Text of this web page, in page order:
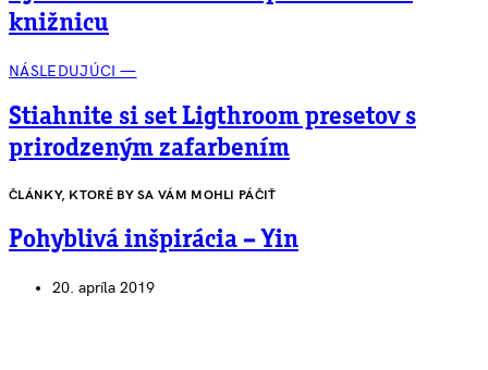
knižnicu
NÁSLEDUJÚCI —
Stiahnite si set Ligthroom presetov s
prirodzeným zafarbením
ČLÁNKY, KTORÉ BY SA VÁM MOHLI PÁČIŤ
Pohyblivá inšpirácia – Yin
20. apríla 2019